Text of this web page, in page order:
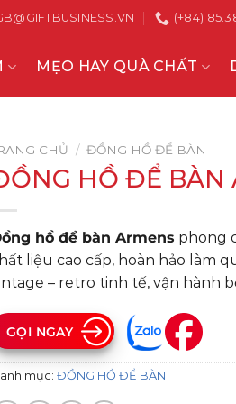
(+84)
MẸO HAY QUÀ CHẤT
CHỦ / ĐỒNG HỒ ĐỂ BÀN
HỒ ĐỂ BÀN
hồ để bàn Armens phong
liệu cao cấp, hoàn hảo làm
– retro tinh tế, vận hành
GỌI NGAY
mục:ĐỒNG HỒ ĐỂ BÀN